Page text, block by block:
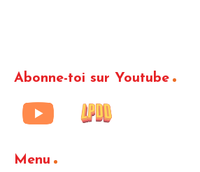
Abonne-toi sur Youtube
Menu